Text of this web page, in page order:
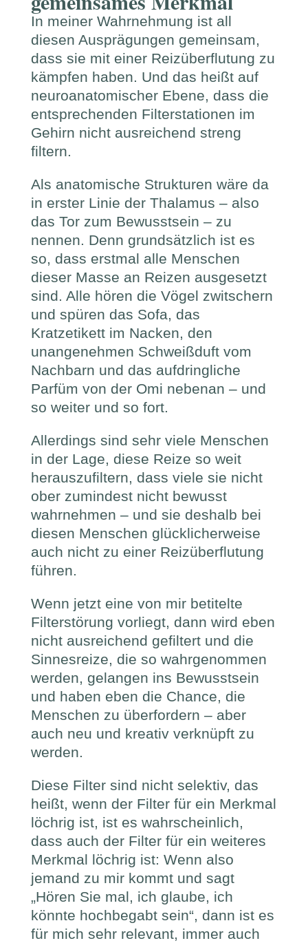
In meiner Wahrnehmung ist all
diesen Ausprägungen gemeinsam,
dass sie mit einer Reizüberflutung zu
kämpfen haben. Und das heißt auf
neuroanatomischer Ebene, dass die
entsprechenden Filterstationen im
Gehirn nicht ausreichend streng
filtern.
Als anatomische Strukturen wäre da
in erster Linie der Thalamus – also
das Tor zum Bewusstsein – zu
nennen. Denn grundsätzlich ist es
so, dass erstmal alle Menschen
dieser Masse an Reizen ausgesetzt
sind. Alle hören die Vögel zwitschern
und spüren das Sofa, das
Kratzetikett im Nacken, den
unangenehmen Schweißduft vom
Nachbarn und das aufdringliche
Parfüm von der Omi nebenan – und
so weiter und so fort.
Allerdings sind sehr viele Menschen
in der Lage, diese Reize so weit
herauszufiltern, dass viele sie nicht
ober zumindest nicht bewusst
wahrnehmen – und sie deshalb bei
diesen Menschen glücklicherweise
auch nicht zu einer Reizüberflutung
führen.
Wenn jetzt eine von mir betitelte
Filterstörung vorliegt, dann wird eben
nicht ausreichend gefiltert und die
Sinnesreize, die so wahrgenommen
werden, gelangen ins Bewusstsein
und haben eben die Chance, die
Menschen zu überfordern – aber
auch neu und kreativ verknüpft zu
werden.
Diese Filter sind nicht selektiv, das
heißt, wenn der Filter für ein Merkmal
löchrig ist, ist es wahrscheinlich,
dass auch der Filter für ein weiteres
Merkmal löchrig ist: Wenn also
jemand zu mir kommt und sagt
„Hören Sie mal, ich glaube, ich
könnte hochbegabt sein“, dann ist es
für mich sehr relevant, immer auch